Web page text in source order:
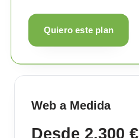
Quiero este plan
Web a Medida
Desde 2.300 €